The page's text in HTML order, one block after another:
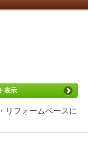
表示
リフォームベースに